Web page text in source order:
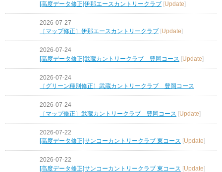
[高度データ修正]伊那エースカントリークラブ [Update]
2026-07-27
［マップ修正］伊那エースカントリークラブ
Update
2026-07-24
[高度データ修正]武蔵カントリークラブ 豊岡コース [Update]
2026-07-24
［グリーン種別修正］武蔵カントリークラブ 豊岡コース
2026-07-24
［マップ修正］武蔵カントリークラブ 豊岡コース [Update]
2026-07-22
[高度データ修正]サンコーカントリークラブ 東コース [Update]
2026-07-22
[高度データ修正]サンコーカントリークラブ 東コース [Update]